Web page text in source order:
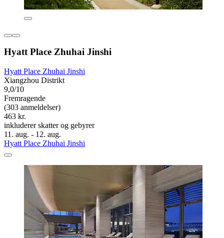
Hyatt Place Zhuhai Jinshi
Hyatt Place Zhuhai Jinshi
Xiangzhou Distrikt
9,0/10
Fremragende
(303 anmeldelser)
463 kr.
inkluderer skatter og gebyrer
11. aug. - 12. aug.
Hyatt Place Zhuhai Jinshi